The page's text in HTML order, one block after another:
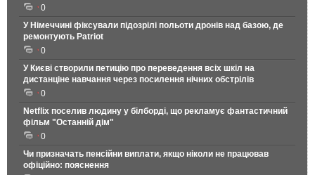
0
У Німеччині фіксували підозрілі польоти дронів над базою, де
ремонтують Patriot
0
У Києві створили петицію про переведення всіх шкіл на
дистанціне навчання через посилення нічних обстрілів
0
Netflix поселив людину у білборді, що рекламує фантастичний
фільм "Останній дім"
0
Чи призначать пенсійни виплати, якщо ніколи не працював
офіційно: пояснення